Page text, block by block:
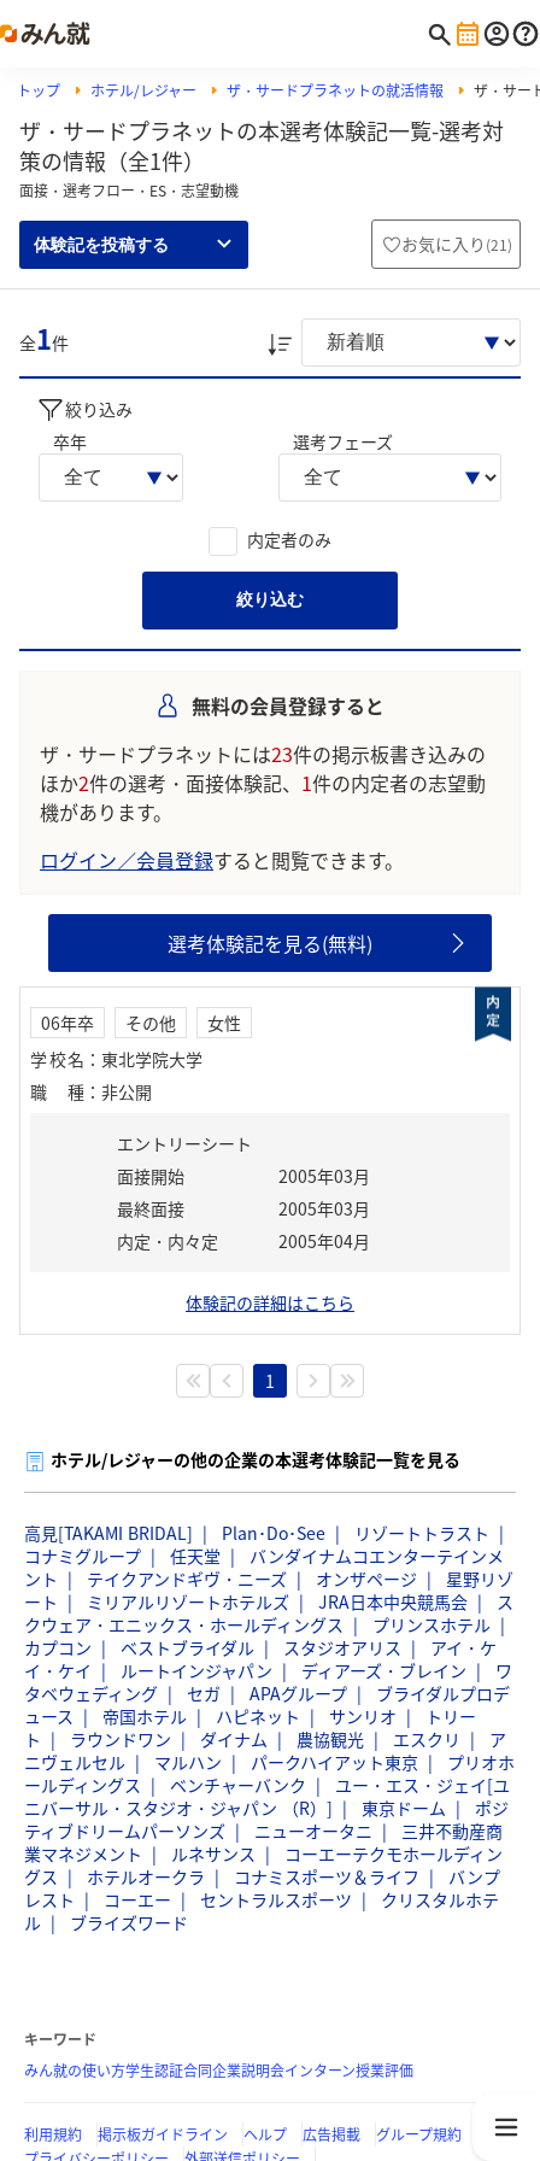
トップ ホテル/レジャー ザ・サードプラネットの就活情報 ザ・サー
ザ・サードプラネットの本選考体験記一覧-選考対
策の情報（全1件）
面接・選考フロー・ES・志望動機
体験記を投稿する お気に入り (21)
全1件
絞り込み
卒年
選考フェーズ
内定者のみ
絞り込む
無料の会員登録すると
ザ・サードプラネットには23件の掲示板書き込みの
ほか2件の選考・面接体験記、 1件の内定者の志望動
機があります。
ログイン／会員登録すると閲覧できます。
選考体験記を見る(無料)
06年卒 その他
女性
学校名 ： 東北学院大学
職種 ： 非公開
エントリーシート
面接開始
2005年03月
最終面接
2005年03月
内定・内々定
2005年04月
体験記の詳細はこちら
1
ホテル/レジャーの他の企業の本選考体験記一覧を見る
高見[TAKAMI BRIDAL] Plan･Do･See
リゾートトラスト
コナミグループ
任天堂
バンダイナムコエンターテインメ
ント
テイクアンドギヴ・ニーズ オンザページ
星野リゾ
ート
ミリアルリゾートホテルズ JRA日本中央競馬会
ス
クウェア・エニックス・ホールディングス
プリンスホテル
カプコン
ベストブライダル スタジオアリス
アイ・ケ
イ・ケイ
ルートインジャパン ディアーズ・ブレイン
ワ
タベウェディング
セガ APAグループ
ブライダルプロデ
ュース
帝国ホテル ハピネット サンリオ
トリー
ト
ラウンドワン ダイナム 農協観光 エスクリ
ア
ニヴェルセル
マルハン パークハイアット東京
プリオホ
ールディングス
ベンチャーバンク
ユー・エス・ジェイ[ユ
ニバーサル・スタジオ・ジャパン （R）]
東京ドーム
ポジ
ティブドリームパーソンズ
ニューオータニ
三井不動産商
業マネジメント
ルネサンス
コーエーテクモホールディン
グス
ホテルオークラ コナミスポーツ＆ライフ
バンプ
レスト
コーエー セントラルスポーツ
クリスタルホテ
ル
ブライズワード
キーワード
みん就の使い方学生認証合同企業説明会インターン授業評価
利用規約 掲示板ガイドライン ヘルプ 広告掲載
グループ規約